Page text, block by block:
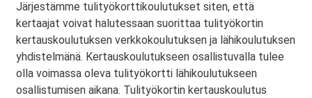
Järjestämme tulityökorttikoulutukset siten, että
kertaajat voivat halutessaan suorittaa tulityökortin
kertauskoulutuksen verkkokoulutuksen ja lähikoulutuksen
yhdistelmänä. Kertauskoulutukseen osallistuvalla tulee
olla voimassa oleva tulityökortti lähikoulutukseen
osallistumisen aikana. Tulityökortin kertauskoulutus